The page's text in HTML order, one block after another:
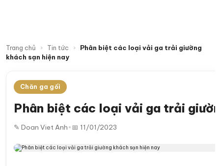
Trang chủ › Tin tức ›
Phân biệt các loại vải ga trải giường
khách sạn hiện nay
Chăn ga gối
Phân biệt các loại vải ga trải
✎ Doan Viet Anh•📅 11/01/2023